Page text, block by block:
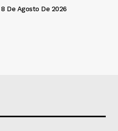
8 De Agosto De 2026